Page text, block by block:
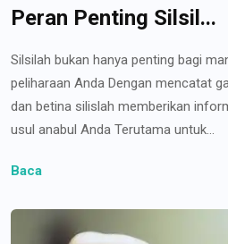
Peran Penting Silsil...
Silsilah bukan hanya penting bagi
peliharaan Anda Dengan mencatat
dan betina silislah memberikan
usul anabul Anda Terutama untuk...
Baca